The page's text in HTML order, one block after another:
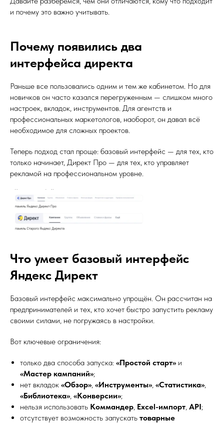
и почему это важно учитывать.
Почему появились два
интерфейса директа
Раньше все пользовались одним и тем же кабинетом. Но для
новичков он часто казался перегруженным — слишком много
настроек, вкладок, инструментов. Для агентств и
профессиональных маркетологов, наоборот, он давал всё
необходимое для сложных проектов.
Теперь подход стал проще: базовый интерфейс — для тех, кто
только начинает, Директ Про — для тех, кто управляет
рекламой на профессиональном уровне.
Что умеет базовый интерфейс
Яндекс Директ
Базовый интерфейс максимально упрощён. Он рассчитан на
предпринимателей и тех, кто хочет быстро запустить рекламу
своими силами, не погружаясь в настройки.
Вот ключевые ограничения:
только два способа запуска: «Простой старт» и
«Мастер кампаний»;
нет вкладок «Обзор» «Инструменты» «Статистика»
«Библиотека» «Конверсии»;
нельзя использовать Коммандер Excel-импорт API;
отсутствует возможность запускать товарные